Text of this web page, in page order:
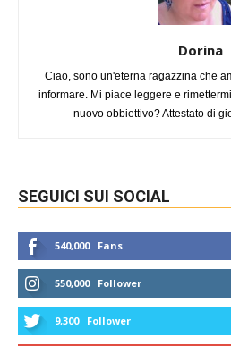
Dorina
Ciao, sono un'eterna ragazzina che
informare. Mi piace leggere e
nuovo obbiettivo? Attestato di
SEGUICI SUI SOCIAL
540,000 Fans
550,000 Follower
9,300 Follower